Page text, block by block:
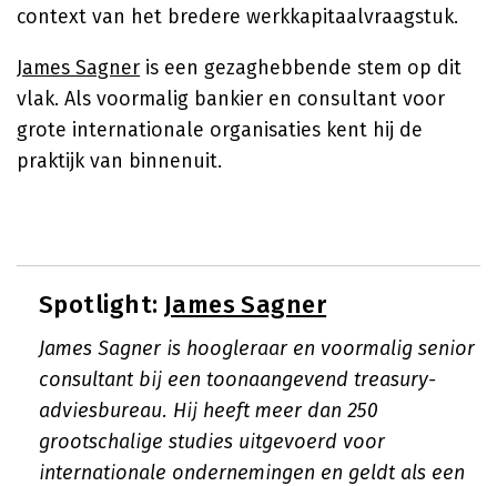
context van het bredere werkkapitaalvraagstuk.
James Sagner is een gezaghebbende stem op dit
vlak. Als voormalig bankier en consultant voor
grote internationale organisaties kent hij de
praktijk van binnenuit.
Spotlight: James Sagner
James Sagner is hoogleraar en voormalig senior
consultant bij een toonaangevend treasury-
adviesbureau. Hij heeft meer dan 250
grootschalige studies uitgevoerd voor
internationale ondernemingen en geldt als een